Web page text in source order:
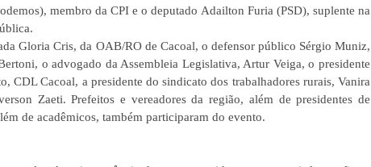
membro da CPI e o deputado Adailton Furia (PSD), suplente na
Gloria Cris, da OAB/RO de Cacoal, o defensor público Sérgio Muniz,
o advogado da Assembleia Legislativa, Artur Veiga, o presidente
CDL Cacoal, a presidente do sindicato dos trabalhadores rurais, Vanira
Zaeti. Prefeitos e vereadores da região, além de presidentes de
de acadêmicos, também participaram do evento.